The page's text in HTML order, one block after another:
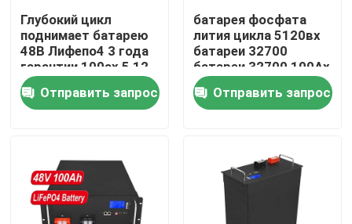
Домой
Продукты
О нас
Глубокий цикл
поднимает батарею
48В Лифепо4 3 года
гарантии 100ах 5,12
Квтч 16С8П
Отправить запрос
батарея фосфата
лития цикла 5120вх
батареи 32700
батареи 32700 100Ах
48В Лифепо4
глубокая
Отправить запрос